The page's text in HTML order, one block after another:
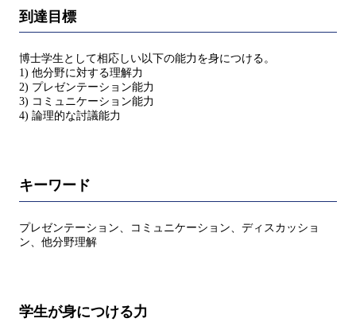
到達目標
博士学生として相応しい以下の能力を身につける。
1) 他分野に対する理解力
2) プレゼンテーション能力
3) コミュニケーション能力
4) 論理的な討議能力
キーワード
プレゼンテーション、コミュニケーション、ディスカッショ
ン、他分野理解
学生が身につける力